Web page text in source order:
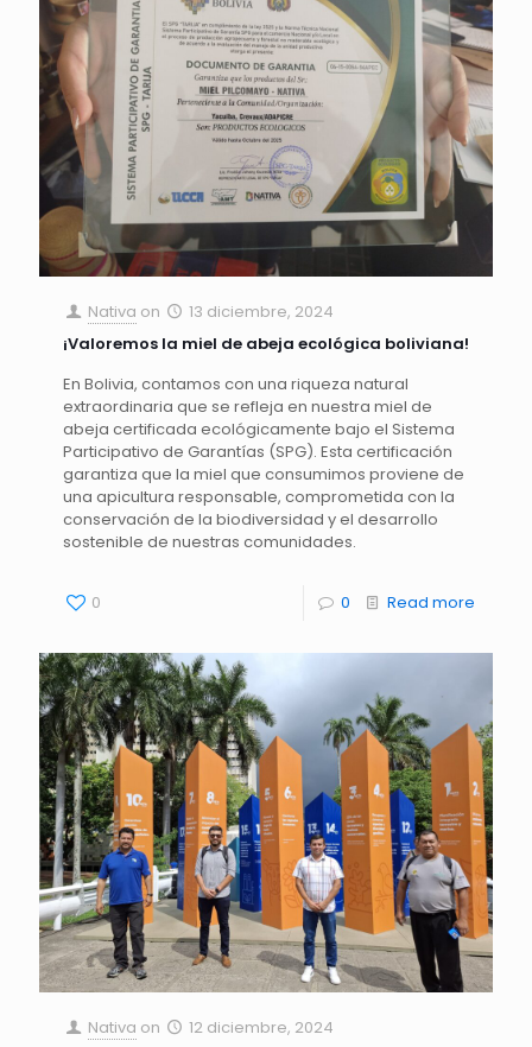
Nativa on
13 diciembre, 2024
¡Valoremos la miel de abeja ecológica boliviana!
En Bolivia, contamos con una riqueza natural
extraordinaria que se refleja en nuestra miel de
abeja certificada ecológicamente bajo el Sistema
Participativo de Garantías (SPG). Esta certificación
garantiza que la miel que consumimos proviene de
una apicultura responsable, comprometida con la
conservación de la biodiversidad y el desarrollo
sostenible de nuestras comunidades.
0 0 Read more
Nativa on
12 diciembre, 2024